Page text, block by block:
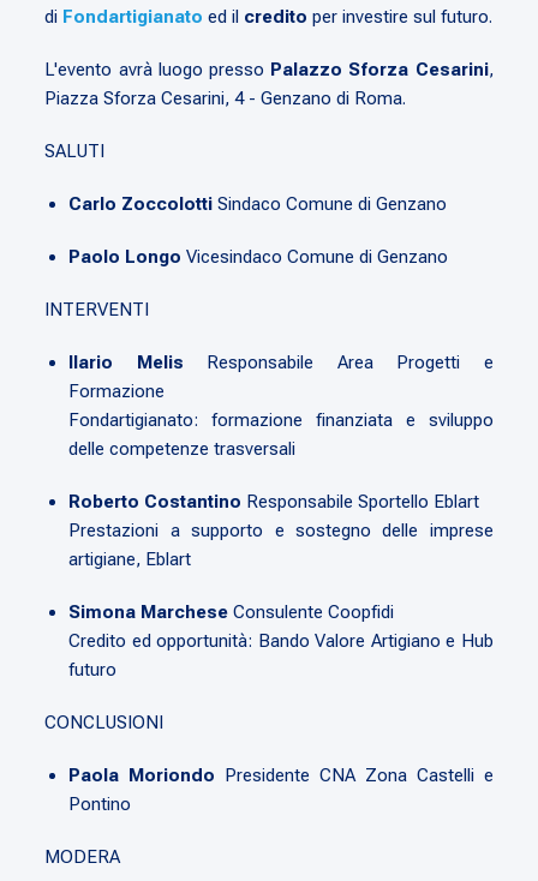
di Fondartigianato ed il credito per investire sul futuro.
L'evento avrà luogo presso Palazzo Sforza Cesarini,
Piazza Sforza Cesarini, 4 - Genzano di Roma.
SALUTI
Carlo Zoccolotti Sindaco Comune di Genzano
Paolo Longo Vicesindaco Comune di Genzano
INTERVENTI
Ilario Melis Responsabile Area Progetti e
Formazione
Fondartigianato: formazione finanziata e sviluppo
delle competenze trasversali
Roberto Costantino Responsabile Sportello Eblart
Prestazioni a supporto e sostegno delle imprese
artigiane, Eblart
Simona Marchese Consulente Coopfidi
Credito ed opportunità: Bando Valore Artigiano e Hub
futuro
CONCLUSIONI
Paola Moriondo Presidente CNA Zona Castelli e
Pontino
MODERA